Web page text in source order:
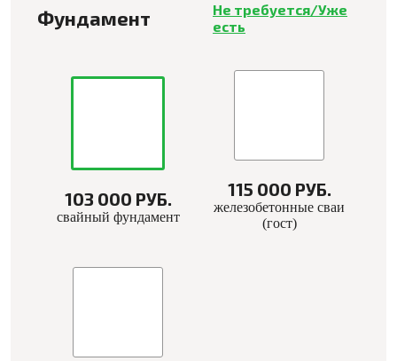
Фундамент
Не требуется/Уже
есть
103 000 РУБ.
свайный фундамент
115 000 РУБ.
железобетонные сваи
(гост)